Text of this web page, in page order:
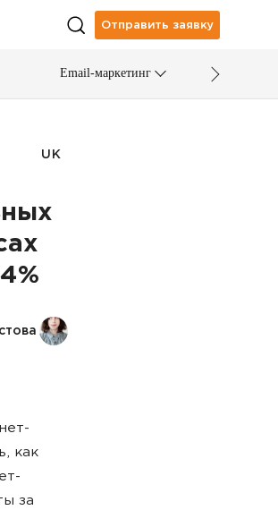
Отправить заявку
Email-маркетинг
UK
как
за